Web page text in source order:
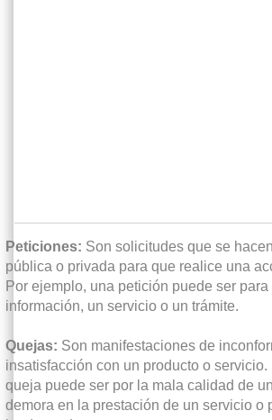
Peticiones: Son solicitudes que se
pública o privada para que realice una
Por ejemplo, una petición puede ser
información, un servicio o un trámite.
Quejas: Son manifestaciones de
insatisfacción con un producto o
queja puede ser por la mala calidad de
demora en la prestación de un servicio o